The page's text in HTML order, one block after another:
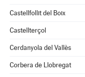
Castellfollit del Boix
Castellterçol
Cerdanyola del Vallès
Corbera de Llobregat